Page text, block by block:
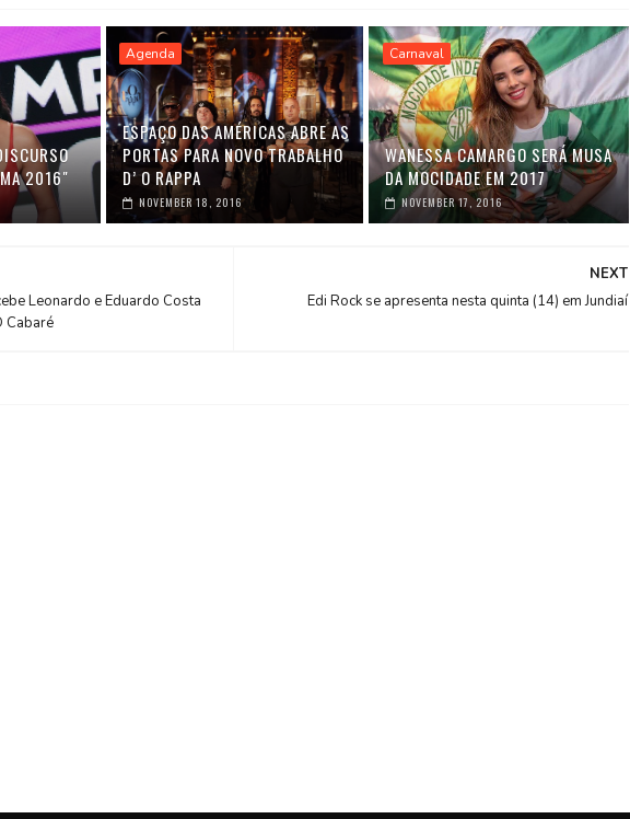
2016"
Agenda
ESPAÇO DAS AMÉRICAS ABRE AS
PORTAS PARA NOVO TRABALHO
D’ O RAPPA
NOVEMBER 18, 2016
Carnaval
WANESSA CAMARGO SERÁ MUSA
DA MOCIDADE EM 2017
NOVEMBER 17, 2016
NEXT
Edi Rock se apresenta nesta quinta (14) em Jundiaí
Leonardo e Eduardo Costa
Cabaré